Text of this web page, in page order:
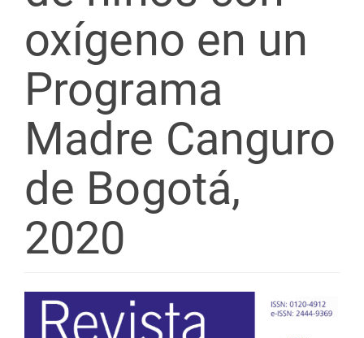
oxígeno en un
Programa
Madre Canguro
de Bogotá,
2020
Barra